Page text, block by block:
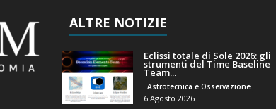
ALTRE NOTIZIE
Eclissi totale di Sole 2026: gli
strumenti del Time Baseline
Team...
Astrotecnica e Osservazione
6 Agosto 2026